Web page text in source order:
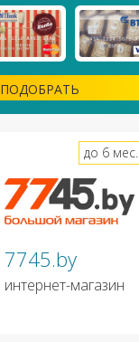
ПОДОБРАТЬ
7745.by
интернет-магазин
до 6 мес.